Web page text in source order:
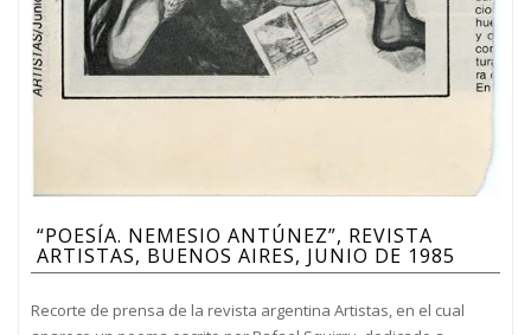
“POESÍA. NEMESIO ANTÚNEZ”, REVISTA
ARTISTAS, BUENOS AIRES, JUNIO DE 1985
Recorte de prensa de la revista argentina Artistas, en el cual